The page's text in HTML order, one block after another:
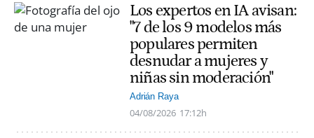
Los expertos en IA avisan:
"7 de los 9 modelos más
populares permiten
desnudar a mujeres y
niñas sin moderación"
Adrián Raya
04/08/2026 17:12h